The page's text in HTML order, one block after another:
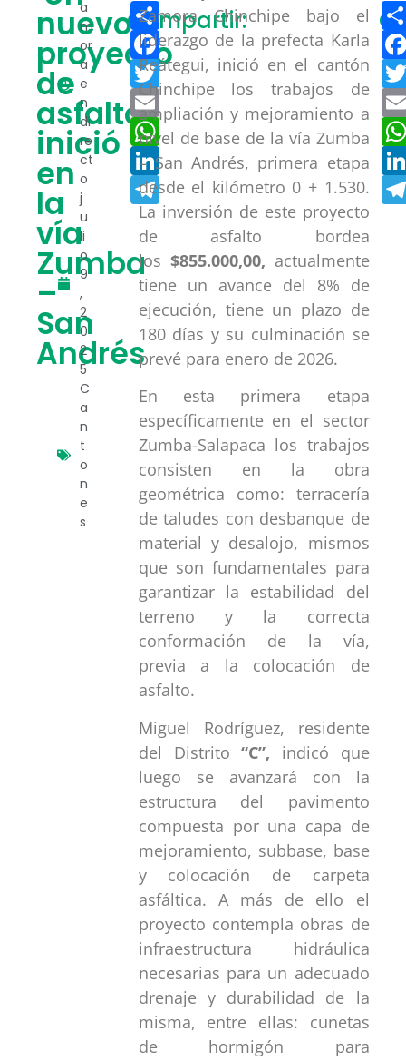
nuevo
proyecto
de
asfalto
inició
en
la
vía
Zumba
–
San
Andrés
a
m
or
a
e
n
di
re
ct
o
j
u
li
o
9
,
2
0
2
5
C
a
n
t
o
n
e
s
Compartir:
Compartir
Facebook
Twitter
Email
WhatsApp
LinkedIn
Telegram
Zamora Chinchipe bajo el
liderazgo de la prefecta Karla
Reátegui, inició en el cantón
Chinchipe los trabajos de
ampliación y mejoramiento a
nivel de base de la vía Zumba
– San Andrés, primera etapa
desde el kilómetro 0 + 1.530.
La inversión de este proyecto
de asfalto bordea
los $855.000,00, actualmente
tiene un avance del 8% de
ejecución, tiene un plazo de
180 días y su culminación se
prevé para enero de 2026.
En esta primera etapa
específicamente en el sector
Zumba-Salapaca los trabajos
consisten en la obra
geométrica como: terracería
de taludes con desbanque de
material y desalojo, mismos
que son fundamentales para
garantizar la estabilidad del
terreno y la correcta
conformación de la vía,
previa a la colocación de
asfalto.
Miguel Rodríguez, residente
del Distrito“C”, indicó que
luego se avanzará con la
estructura del pavimento
compuesta por una capa de
mejoramiento, subbase, base
y colocación de carpeta
asfáltica. A más de ello el
proyecto contempla obras de
infraestructura hidráulica
necesarias para un adecuado
drenaje y durabilidad de la
misma, entre ellas: cunetas
de hormigón para